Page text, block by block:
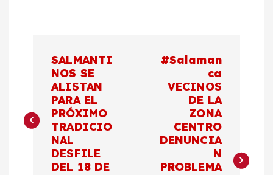
v
e
SALMANTI
NOS SE
ALISTAN
PARA EL
PRÓXIMO
TRADICIO
NAL
DESFILE
DEL 18 DE
#Salaman
ca
VECINOS
DE LA
ZONA
CENTRO
DENUNCIA
N
PROBLEMA